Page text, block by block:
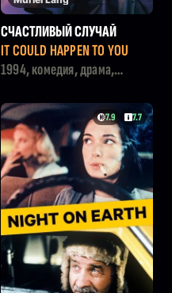
СЧАСТЛИВЫЙ СЛУЧАЙ
IT COULD HAPPEN TO YOU
1994, комедия, драма,
7.9 7.7